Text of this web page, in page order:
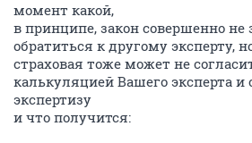
момент какой,
в принципе, закон совершенно не
обратиться к другому эксперту,
страховая тоже может не
калькуляцией Вашего эксперта и
экспертизу
и что получится: